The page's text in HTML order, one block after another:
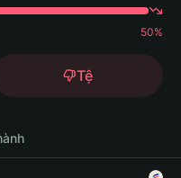
50%
Tệ